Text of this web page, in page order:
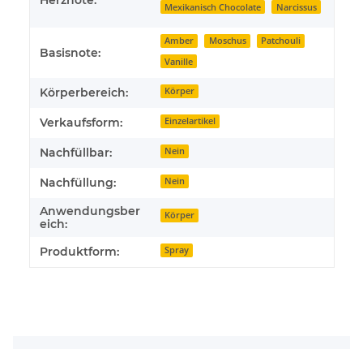
Mexikanisch Chocolate
Narcissus
Basisnote:
Amber Moschus
Patchouli
Vanille
Körperbereich: Körper
Verkaufsform: Einzelartikel
Nachfüllbar: Nein
Nachfüllung: Nein
Anwendungsber
eich:
Körper
Produktform: Spray